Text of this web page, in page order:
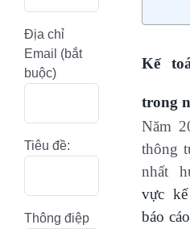
Kế
trong
Năm
thông
nhất
vực
báo
Địa chỉ
Email (bắt
buộc)
Tiêu đề:
Thông điệp